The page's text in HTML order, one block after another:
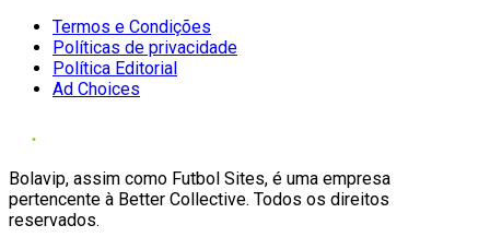
Termos e Condições
Políticas de privacidade
Política Editorial
Ad Choices
Bolavip, assim como Futbol Sites, é uma empresa
pertencente à Better Collective. Todos os direitos
reservados.